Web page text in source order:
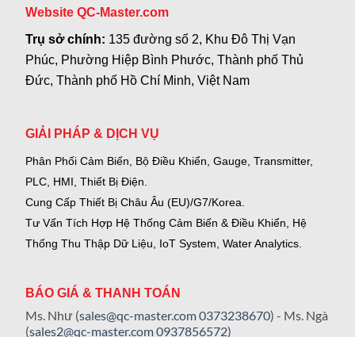
Website QC-Master.com
Trụ sở chính: 135 đường số 2, Khu Đô Thị Vạn
Phúc, Phường Hiệp Bình Phước, Thành phố Thủ
Đức, Thành phố Hồ Chí Minh, Việt Nam
GIẢI PHÁP & DỊCH VỤ
Phân Phối Cảm Biến, Bộ Điều Khiển, Gauge, Transmitter,
PLC, HMI, Thiết Bị Điện.
Cung Cấp Thiết Bị Châu Âu (EU)/G7/Korea.
Tư Vấn Tích Hợp Hệ Thống Cảm Biến & Điều Khiển, Hệ
Thống Thu Thập Dữ Liệu, IoT System, Water Analytics.
BÁO GIÁ & THANH TOÁN
Ms. Như (sales@qc-master.com0373238670) - Ms. Ngà
(sales2@qc-master.com0937856572)